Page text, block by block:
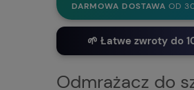
DARMOWA DOSTAWA OD
🌱 Łatwe zwroty do
Odmrażacz do